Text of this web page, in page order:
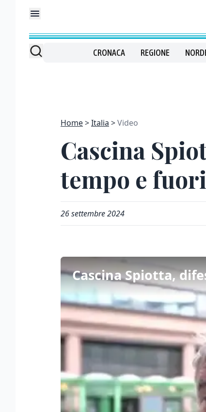
CRONACA REGIONE
Home Italia Video
Cascina
tempo e
26 settembre 2024
Cascina Spiotta,